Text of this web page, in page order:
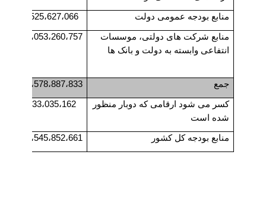
منابع بودجه عمومی دولت 525،627،066
منابع شرکت های دولتی، موسسات
انتفاعی وابسته به دولت و بانک ها
1،053،260،757
جمع 1،578،887،833
کسر می شود ارقامی که دوبار منظور
شده است
33،035،162
منابع بودجه کل کشور 1،545،852،661